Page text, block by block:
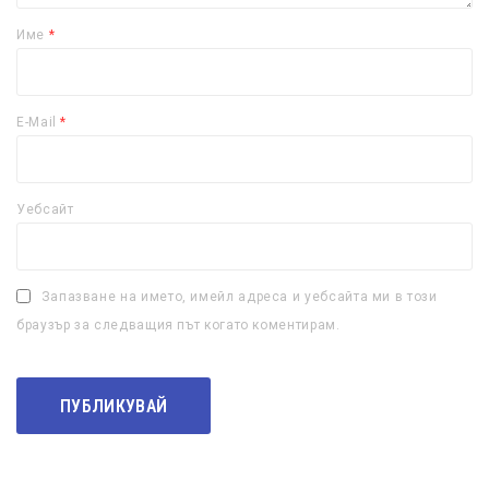
Име *
E-Mail*
Уебсайт
Запазване на името, имейл адреса и уебсайта ми в този
браузър за следващия път когато коментирам.